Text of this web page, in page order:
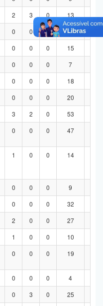
2 3 0 13
0 0 0 12
0 0 0 15
0 0 0 7
0 0 0 18
0 0 0 20
3 2 0 53
0 0 0 47
1 0 0 14
0 0 0 9
0 0 0 32
2 0 0 27
1 0 0 10
0 0 0 19
0 0 0 4
0 3 0 25